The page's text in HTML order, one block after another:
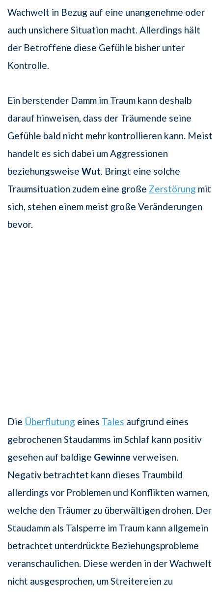
Wachwelt in Bezug auf eine unangenehme oder
auch unsichere Situation macht. Allerdings hält
der Betroffene diese Gefühle bisher unter
Kontrolle.
Ein berstender Damm im Traum kann deshalb
darauf hinweisen, dass der Träumende seine
Gefühle bald nicht mehr kontrollieren kann. Meist
handelt es sich dabei um Aggressionen
beziehungsweise Wut . Bringt eine solche
Traumsituation zudem eine große Zerstörung mit
sich, stehen einem meist große Veränderungen
bevor.
Die Überflutung eines Tales aufgrund eines
gebrochenen Staudamms im Schlaf kann positiv
gesehen auf baldige Gewinne verweisen.
Negativ betrachtet kann dieses Traumbild
allerdings vor Problemen und Konflikten warnen,
welche den Träumer zu überwältigen drohen. Der
Staudamm als Talsperre im Traum kann allgemein
betrachtet unterdrückte Beziehungsprobleme
veranschaulichen. Diese werden in der Wachwelt
nicht ausgesprochen, um Streitereien zu